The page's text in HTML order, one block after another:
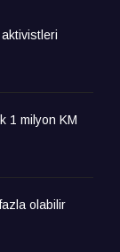
aktivistleri
1 milyon KM
olabilir